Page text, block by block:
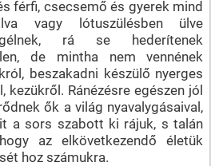
férfi, csecsemő és gyerek mind
vagy lótuszülésben ülve
rá se hederítenek
de mintha nem vennének
beszakadni készülő nyerges
kezükről. Ránézésre egészen jól
ők a világ nyavalygásaival,
a sors szabott ki rájuk, s talán
az elkövetkezendő életük
hoz számukra.